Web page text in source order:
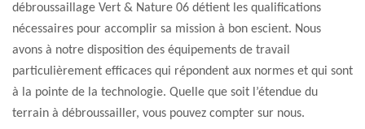
débroussaillage Vert & Nature 06 détient les qualifications
nécessaires pour accomplir sa mission à bon escient. Nous
avons à notre disposition des équipements de travail
particulièrement efficaces qui répondent aux normes et qui sont
à la pointe de la technologie. Quelle que soit l’étendue du
terrain à débroussailler, vous pouvez compter sur nous.